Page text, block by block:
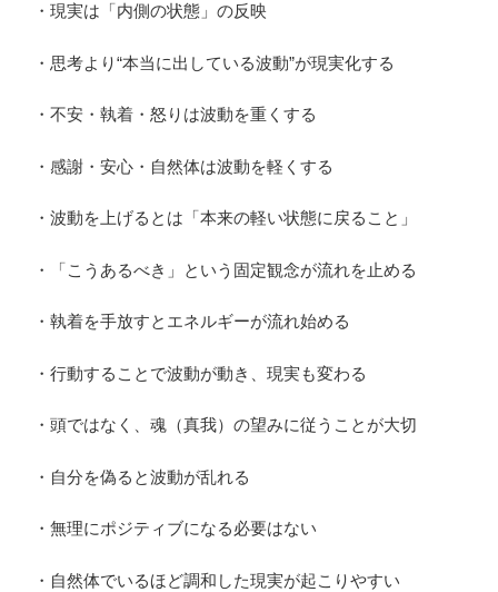
・現実は「内側の状態」の反映
・思考より“本当に出している波動”が現実化する
・不安・執着・怒りは波動を重くする
・感謝・安心・自然体は波動を軽くする
・波動を上げるとは「本来の軽い状態に戻ること」
・「こうあるべき」という固定観念が流れを止める
・執着を手放すとエネルギーが流れ始める
・行動することで波動が動き、現実も変わる
・頭ではなく、魂（真我）の望みに従うことが大切
・自分を偽ると波動が乱れる
・無理にポジティブになる必要はない
・自然体でいるほど調和した現実が起こりやすい